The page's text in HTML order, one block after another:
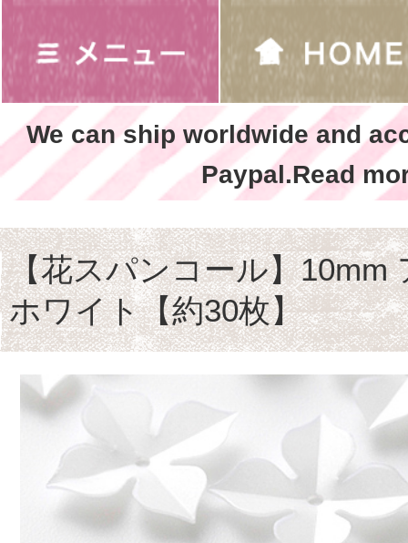
We can ship worldwide and
Paypal.Read
【花スパンコール】10mm
ホワイト【約30枚】